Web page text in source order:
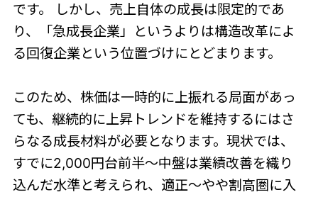
です。 しかし、売上自体の成長は限定的であ
り、「急成長企業」というよりは構造改革によ
る回復企業という位置づけにとどまります。
このため、株価は一時的に上振れる局面があっ
ても、継続的に上昇トレンドを維持するにはさ
らなる成長材料が必要となります。現状では、
すでに2,000円台前半〜中盤は業績改善を織り
込んだ水準と考えられ、適正〜やや割高圏に入